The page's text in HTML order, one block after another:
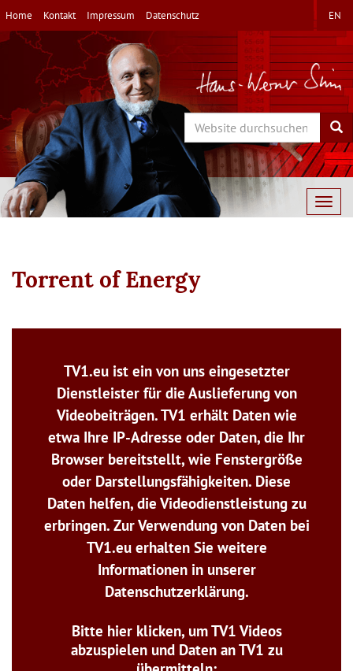
Direkt
zum
Inhalt
Home Kontakt Impressum Datenschutz EN
Search
Torrent of Energy
TV1.eu ist ein von uns eingesetzter
Dienstleister für die Auslieferung von
Videobeiträgen. TV1 erhält Daten wie
etwa Ihre IP-Adresse oder Daten, die Ihr
Browser bereitstellt, wie Fenstergröße
oder Darstellungsfähigkeiten. Diese
Daten helfen, die Videodienstleistung zu
erbringen. Zur Verwendung von Daten bei
TV1.eu erhalten Sie weitere
Informationen in unserer
Datenschutzerklärung.
Bitte hier klicken, um TV1 Videos
abzuspielen und Daten an TV1 zu